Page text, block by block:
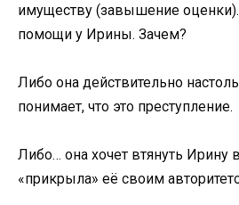
имуществу (завышение оценки).
помощи у Ирины. Зачем?
Либо она действительно
понимает, что это преступление.
Либо… она хочет втянуть Ирину
«прикрыла» её своим